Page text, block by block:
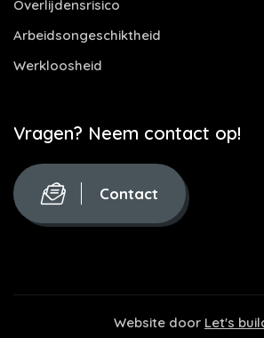
Overlijdensrisico
Arbeidsongeschiktheid
Werkloosheid
Vragen? Neem contact op!
Contact
Website door Let's